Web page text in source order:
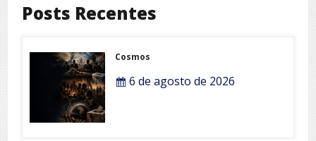
Posts Recentes
Cosmos
6 de agosto de 2026